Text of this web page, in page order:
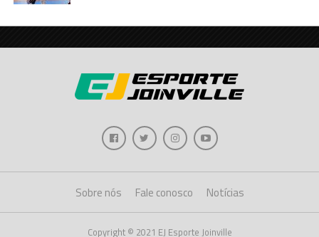
Sobre nós Fale conosco Notícias
Copyright © 2021 EJ Esporte Joinville